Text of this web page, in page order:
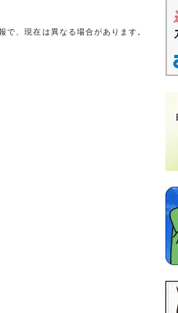
で、現在は異なる場合があります。